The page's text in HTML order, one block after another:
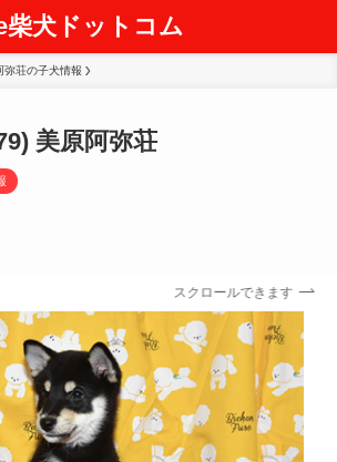
柴犬ドットコム
弥荘の子犬情報
美原阿弥荘
スクロールできます